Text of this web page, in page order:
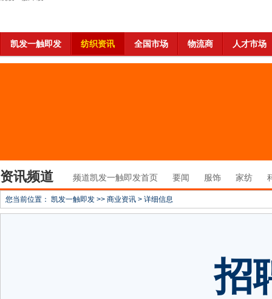
凯发一触即发 纺织资讯 全国市场 物流商 人才市场
资讯频道 频道凯发一触即发首页 要闻 服饰 家纺
您当前位置： 凯发一触即发 >> 商业资讯 > 详细信息
招